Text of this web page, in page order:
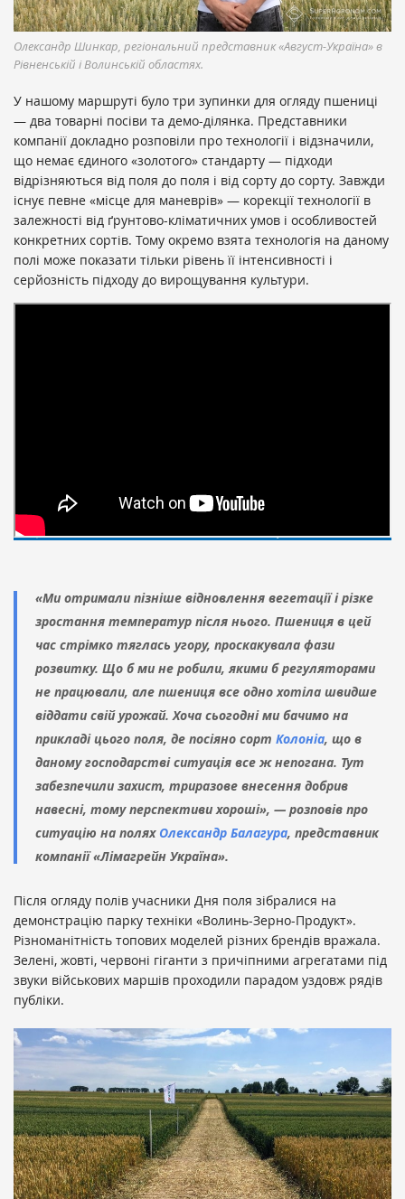
Олександр Шинкар, регіональний представник «Август-Україна» в
Рівненській і Волинській областях.
У нашому маршруті було три зупинки для огляду пшениці
— два товарні посіви та демо-ділянка. Представники
компанії докладно розповіли про технології і відзначили,
що немає єдиного «золотого» стандарту — підходи
відрізняються від поля до поля і від сорту до сорту. Завжди
існує певне «місце для маневрів» — корекції технології в
залежності від ґрунтово-кліматичних умов і особливостей
конкретних сортів. Тому окремо взята технологія на даному
полі може показати тільки рівень її інтенсивності і
серйозність підходу до вирощування культури.
«Ми отримали пізніше відновлення вегетації і різке
зростання температур після нього. Пшениця в цей
час стрімко тяглась угору, проскакувала фази
розвитку. Що б ми не робили, якими б регуляторами
не працювали, але пшениця все одно хотіла швидше
віддати свій урожай. Хоча сьогодні ми бачимо на
прикладі цього поля, де посіяно сорт Колоніа, що в
даному господарстві ситуація все ж непогана. Тут
забезпечили захист, триразове внесення добрив
навесні, тому перспективи хороші», — розповів про
ситуацію на поляхОлександр Балагура, представник
компанії «Лімагрейн Україна».
Після огляду полів учасники Дня поля зібралися на
демонстрацію парку техніки «Волинь-Зерно-Продукт».
Різноманітність топових моделей різних брендів вражала.
Зелені, жовті, червоні гіганти з причіпними агрегатами під
звуки військових маршів проходили парадом уздовж рядів
публіки.